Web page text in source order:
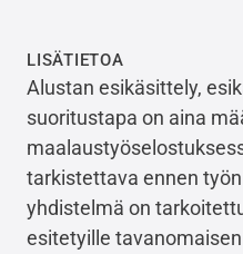
LISÄTIETOA
Alustan esikäsittely,
suoritustapa on aina
tarkistettava ennen
yhdistelmä on
esitetyille